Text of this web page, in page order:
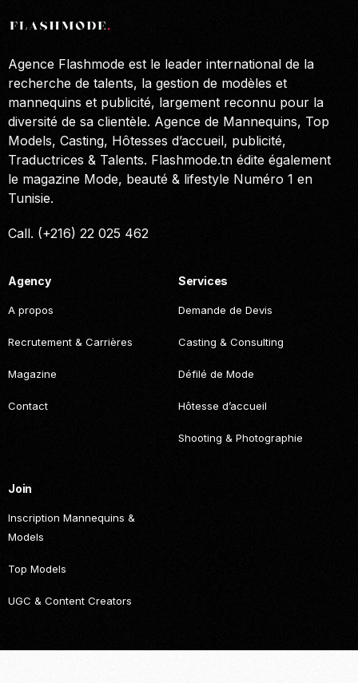
Agence Flashmode est le leader international de la
recherche de talents, la gestion de modèles et
mannequins et publicité, largement reconnu pour la
diversité de sa clientèle. Agence de Mannequins, Top
Models, Casting, Hôtesses d’accueil, publicité,
Traductrices & Talents. Flashmode.tn édite également
le magazine Mode, beauté & lifestyle Numéro 1 en
Tunisie.
Call. (+216) 22 025 462
Agency
A propos
Recrutement & Carrières
Magazine
Contact
Services
Demande de Devis
Casting & Consulting
Défilé de Mode
Hôtesse d’accueil
Shooting & Photographie
Join
Inscription Mannequins &
Models
Top Models
UGC & Content Creators